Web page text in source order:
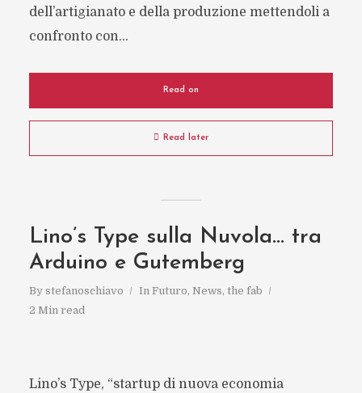
dell’artigianato e della produzione mettendoli a
confronto con...
Read on
Read later
Lino’s Type sulla Nuvola… tra
Arduino e Gutemberg
By stefanoschiavo In Futuro, News, the fab
2 Min read
Lino’s Type, “startup di nuova economia